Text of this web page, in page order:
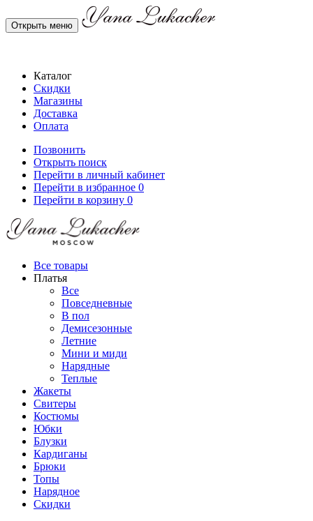
Открыть меню
Каталог
Скидки
Магазины
Доставка
Оплата
Позвонить
Открыть поиск
Перейти в личный кабинет
Перейти в избранное 0
Перейти в корзину 0
Все товары
Платья
Все
Повседневные
В пол
Демисезонные
Летние
Мини и миди
Нарядные
Теплые
Жакеты
Свитеры
Костюмы
Юбки
Блузки
Кардиганы
Брюки
Топы
Нарядное
Скидки